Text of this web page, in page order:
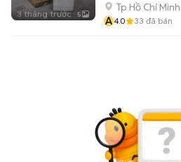
3 tháng trước 5
Tp Hồ Chí Minh
A4.0 33 đã bán